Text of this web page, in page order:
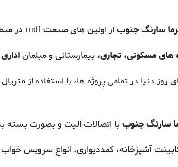
سارنگ جنوب از اولین های صنعت mdf در منطقه شد.
های مسکونی، تجاری، بیمارستانی و مبلماناداری
سارنگ جنوببا اتصالات الیت و بصورت بسته